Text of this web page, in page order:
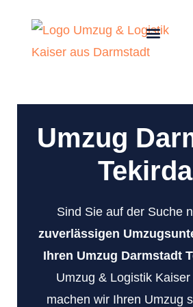
Umzug
Sind Sie auf der Suche
zuverlässigen
Ihren Umzug Darmstadt
Umzug & Logistik
machen wir Ihren Umzug